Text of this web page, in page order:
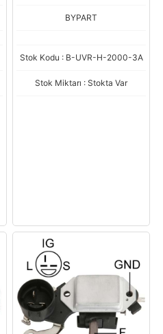
BYPART
Stok Kodu : B-UVR-H-2000-3A
Stok Miktarı : Stokta Var